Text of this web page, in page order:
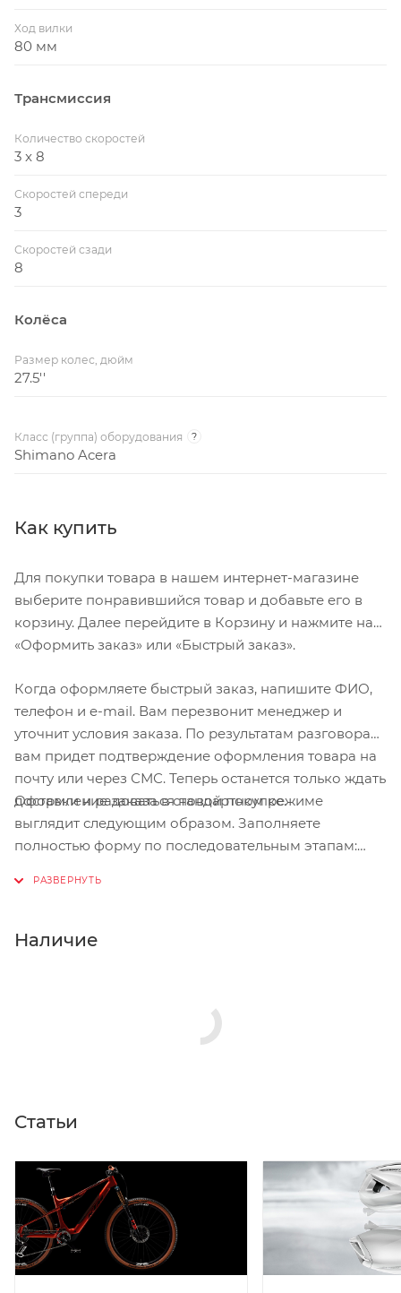
Ход вилки
80 мм
Трансмиссия
Количество скоростей
3 x 8
Скоростей спереди
3
Скоростей сзади
8
Колёса
Размер колес, дюйм
27.5''
Класс (группа) оборудования ?
Shimano Acera
Как купить
Для покупки товара в нашем интернет-магазине
выберите понравившийся товар и добавьте его в
корзину. Далее перейдите в Корзину и нажмите на
«Оформить заказ» или «Быстрый заказ».
Когда оформляете быстрый заказ, напишите ФИО,
телефон и e-mail. Вам перезвонит менеджер и
уточнит условия заказа. По результатам разговора
вам придет подтверждение оформления товара на
почту или через СМС. Теперь останется только ждать
доставки и радоваться новой покупке.
Оформление заказа в стандартном режиме
выглядит следующим образом. Заполняете
полностью форму по последовательным этапам:
Нажмите кнопку «Оформить заказ».
Наличие
Статьи